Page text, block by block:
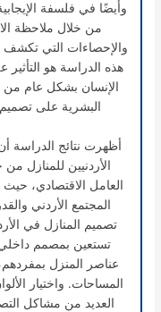
وأيضًا في فلسفة
من خلال ملاحظة
والإحصاءات التي
هذه الدراسة هو
الإنسان بشكل عام من
البشرية على
أظهرت نتائج الدراسة
الأردنيين للمنازل
العامل الاقتصادي،
المجتمع الأردني
تصميم المنازل في
تستعين بمصمم داخلي
عناصر المنزل
المساحات. واختيار
العديد من مشاكل